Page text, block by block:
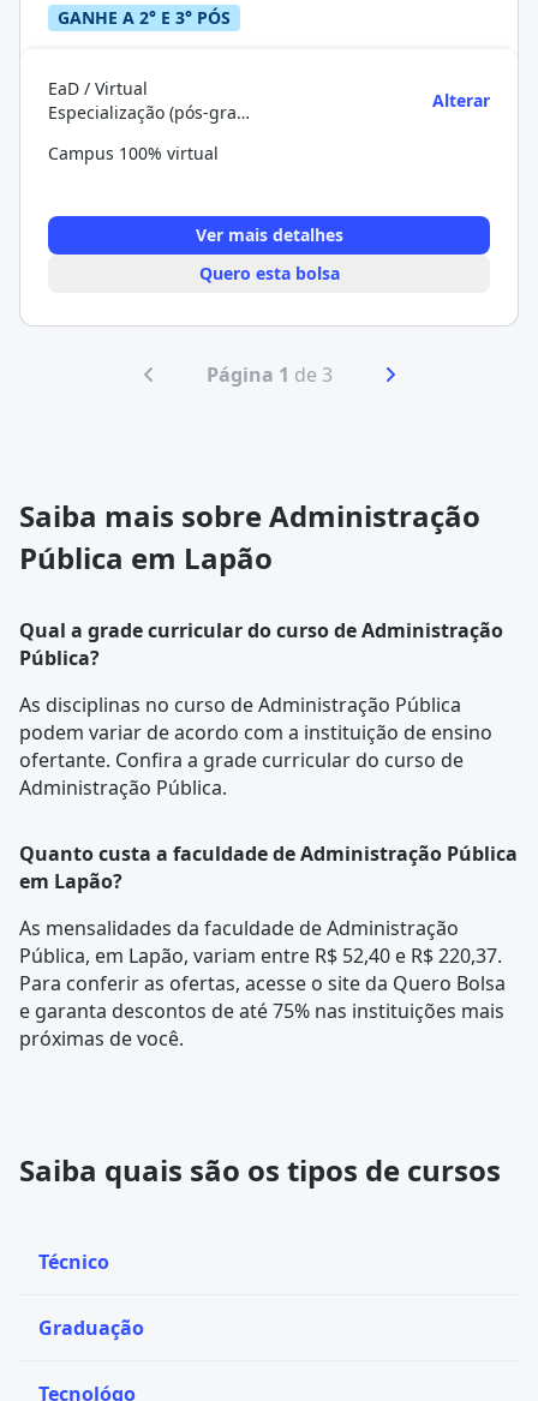
GANHE A 2° E 3° PÓS
EaD / Virtual
Especialização (pós-graduação)
Alterar
Campus 100% virtual
Ver mais detalhes
Quero esta bolsa
Página 1 de 3
Saiba mais sobre Administração
Pública em Lapão
Qual a grade curricular do curso de Administração
Pública?
As disciplinas no curso de Administração Pública
podem variar de acordo com a instituição de ensino
ofertante. Confira a grade curriculardo curso de
Administração Pública.
Quanto custa a faculdade de Administração Pública
em Lapão?
As mensalidades da faculdade de Administração
Pública, em Lapão, variam entre R$ 52,40 e R$ 220,37.
Para conferir as ofertas, acesse o site da Quero Bolsa
e garanta descontos de até 75% nas instituições mais
próximas de você.
Saiba quais são os tipos de cursos
Técnico
Graduação
Tecnológo